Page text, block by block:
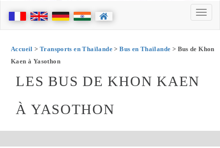
Accueil > Transports en Thaïlande>Bus en Thaïlande > Bus de Khon
Kaen à Yasothon
LES BUS DE KHON KAEN
À YASOTHON